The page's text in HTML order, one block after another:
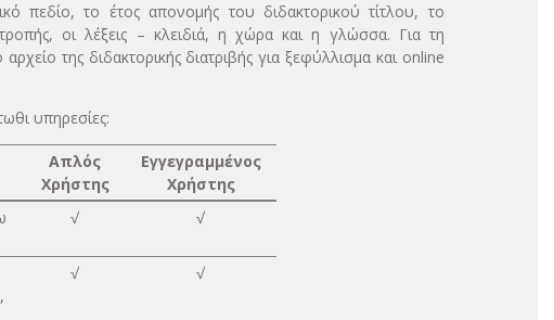
πεδίο, το έτος απονομής του διδακτορικού τίτλου, το
οι λέξεις – κλειδιά, η χώρα και η γλώσσα. Για τη
της διδακτορικής διατριβής για ξεφύλλισμα και online
υπηρεσίες:
Απλός
Χρήστης
Εγγεγραμμένος
Χρήστης
√ √
√ √